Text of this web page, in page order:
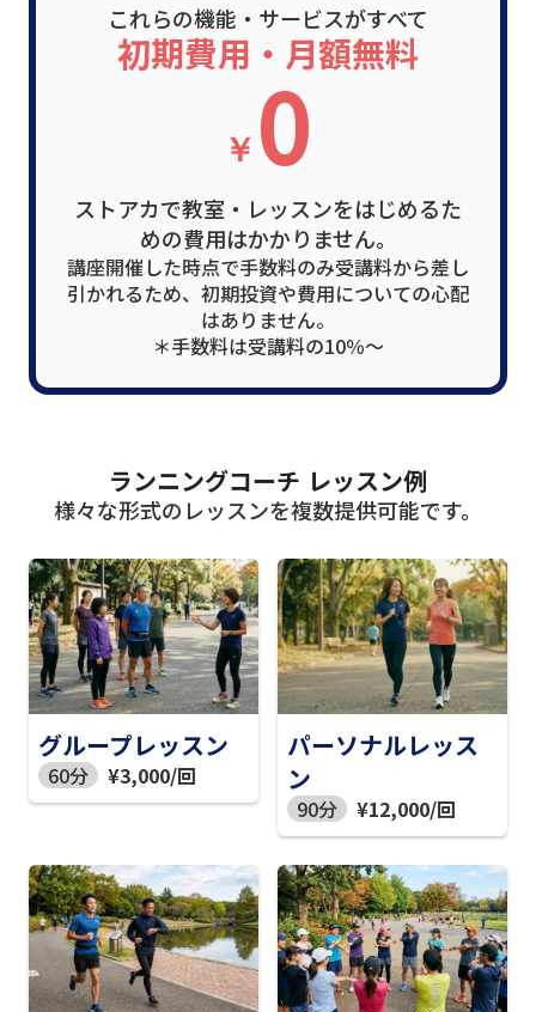
これらの機能・サービスがすべて
初期費用・月額無料
￥ 0
ストアカで教室・レッスンをはじめるた
めの費用はかかりません。
講座開催した時点で手数料のみ受講料から差し
引かれるため、初期投資や費用についての心配
はありません。
＊手数料は受講料の10％〜
ランニングコーチ レッスン例
様々な形式のレッスンを複数提供可能です。
グループレッスン
60分 ¥3,000/回
パーソナルレッス
ン
90分 ¥12,000/回